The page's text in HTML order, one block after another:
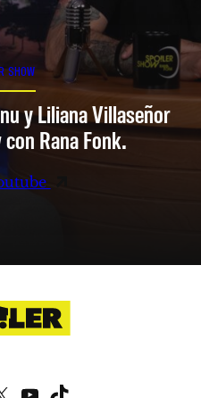
SHOW
y Liliana Villaseñor
Rana Fonk.
X YouTube